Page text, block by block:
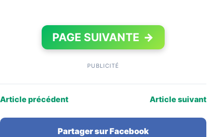
PAGE SUIVANTE →
PUBLICITÉ
Article précédent Article suivant
Partager sur Facebook